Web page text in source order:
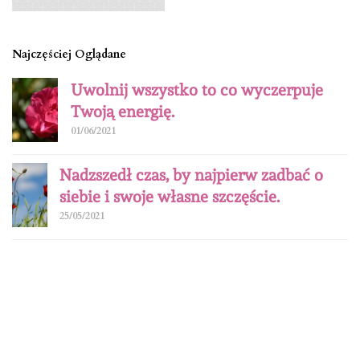
Najczęściej Oglądane
Uwolnij wszystko to co wyczerpuje
Twoją energię.
01/06/2021
Nadzszedł czas, by najpierw zadbać o
siebie i swoje własne szczęście.
25/05/2021